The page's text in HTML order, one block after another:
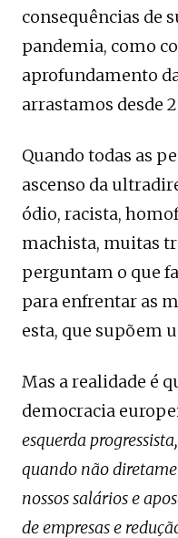
consequências de
pandemia, como
aprofundamento
arrastamos desde
Quando todas as
ascenso da
ódio, racista,
machista, muitas
perguntam o que
para enfrentar as
esta, que supõem
Mas a realidade é
democracia
esquerda progressista,
quando não
nossos salários e
de empresas e